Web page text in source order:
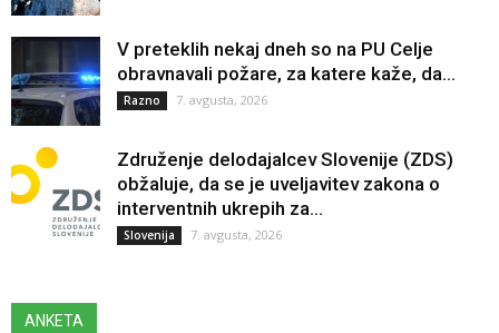
V preteklih nekaj dneh so na PU Celje
obravnavali požare, za katere kaže, da...
Razno 7. avgusta, 2026
Združenje delodajalcev Slovenije (ZDS)
obžaluje, da se je uveljavitev zakona o
interventnih ukrepih za...
Slovenija 7. avgusta, 2026
ANKETA